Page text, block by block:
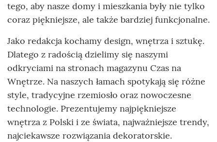
tego, aby nasze domy i mieszkania były nie tylko
coraz piękniejsze, ale także bardziej funkcjonalne.
Jako redakcja kochamy design, wnętrza i sztukę.
Dlatego z radością dzielimy się naszymi
odkryciami na stronach magazynu Czas na
Wnętrze. Na naszych łamach spotykają się różne
style, tradycyjne rzemiosło oraz nowoczesne
technologie. Prezentujemy najpiękniejsze
wnętrza z Polski i ze świata, najważniejsze trendy,
najciekawsze rozwiązania dekoratorskie.